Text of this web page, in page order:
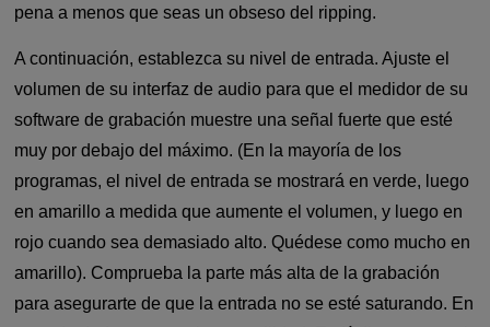
pena a menos que seas un obseso del ripping.
A continuación, establezca su nivel de entrada. Ajuste el
volumen de su interfaz de audio para que el medidor de su
software de grabación muestre una señal fuerte que esté
muy por debajo del máximo. (En la mayoría de los
programas, el nivel de entrada se mostrará en verde, luego
en amarillo a medida que aumente el volumen, y luego en
rojo cuando sea demasiado alto. Quédese como mucho en
amarillo). Comprueba la parte más alta de la grabación
para asegurarte de que la entrada no se esté saturando. En